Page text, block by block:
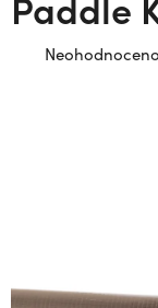
Průměrné
Neohodnoceno